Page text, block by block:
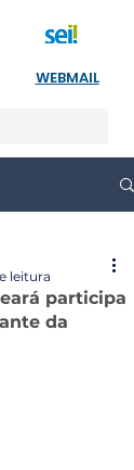
WEBMAIL
participa
da
leitura